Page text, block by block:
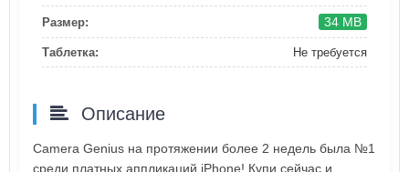
Размер: 34 MB
Таблетка: Не требуется
Описание
Camera Genius на протяжении более 2 недель была №1
среди платных аппликаций iPhone! Купи сейчас и